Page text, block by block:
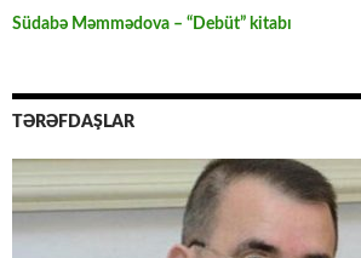
Südabə Məmmədova – “Debüt” kitabı
TƏRƏFDAŞLAR